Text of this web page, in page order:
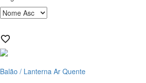
Balão / Lanterna Ar Quente